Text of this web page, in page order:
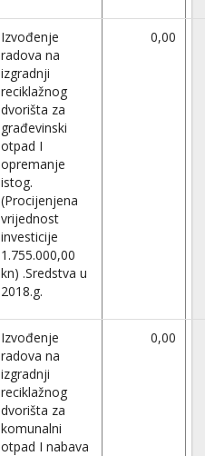
Izvođenje
radova na
izgradnji
reciklažnog
dvorišta za
građevinski
otpad I
opremanje
istog.
(Procijenjena
vrijednost
investicije
1.755.000,00
kn) .Sredstva u
2018.g.
0,00
Izvođenje
radova na
izgradnji
reciklažnog
dvorišta za
komunalni
otpad I nabava
0,00